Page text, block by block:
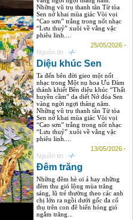
Những vũ trụ thanh tân Từ tòa
Sen nở khai mùa giác Vòi vọi
“Cao sơn” trắng trong nốt nhạc
“Lưu thuỷ” xuôi về vằng vặc
phiêu linh....
25/05/2026 -
Nguồn tin : -/-
Diệu khúc Sen
Ta đến bên đời gieo một nốt
nhạc trong Một nụ hoa Ưu Đàm
thánh khiết Bên diệu khúc “Thất
huyền cầm” da diết Nở đóa Sen
vàng ngời ngợi tháng năm.
Những vũ trụ thanh tân Từ tòa
Sen nở khai mùa giác Vòi vọi
“Cao sơn” trắng trong nốt nhạc
“Lưu thuỷ” xuôi về vằng vặc
phiêu linh....
13/05/2026 -
Nguồn tin : -/-
Đêm trăng
Những đêm hè oi ả hay những
đêm thu gió lộng mùa trăng
sáng, lũ trẻ thường theo các anh
chị lớn ra ngồi dưới gốc đa cổ
thụ trên con đê biển hóng gió
ngắm trăng...